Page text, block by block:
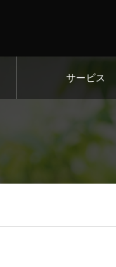
サービス